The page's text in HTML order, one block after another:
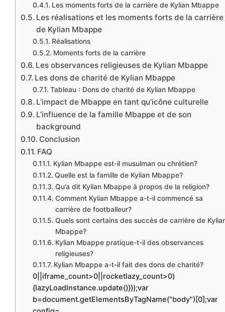
Les moments forts de la carrière de Kylian Mbappe
Les réalisations et les moments forts de la carrière
de Kylian Mbappe
Réalisations
Moments forts de la carrière
Les observances religieuses de Kylian Mbappe
Les dons de charité de Kylian Mbappe
Tableau : Dons de charité de Kylian Mbappe
L’impact de Mbappe en tant qu’icône culturelle
L’influence de la famille Mbappe et de son
background
Conclusion
FAQ
Kylian Mbappe est-il musulman ou chrétien?
Quelle est la famille de Kylian Mbappe?
Qu’a dit Kylian Mbappe à propos de la religion?
Comment Kylian Mbappe a-t-il commencé sa
carrière de footballeur?
Quels sont certains des succès de carrière de
Mbappe?
Kylian Mbappe pratique-t-il des observances
religieuses?
Kylian Mbappe a-t-il fait des dons de charité?
0||iframe_count>0||rocketlazy_count>0)
{lazyLoadInstance.update()}});var
b=document.getElementsByTagName("body")[0];var